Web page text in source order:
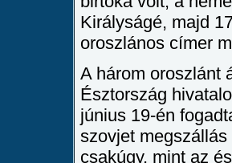
Királyságé, majd
oroszlános címer
A három oroszlánt
Észtország
június 19-én
szovjet
csakúgy, mint az